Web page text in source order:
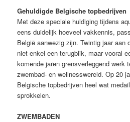
Gehuldigde Belgische topbedrijven
Met deze speciale huldiging tijdens
eens duidelijk hoeveel vakkennis,
België aanwezig zijn. Twintig jaar aan
niet enkel een terugblik, maar vooral
komende jaren grensverleggend werk
zwembad- en wellnesswereld. Op 20
Belgische topbedrijven heel wat
sprokkelen.
ZWEMBADEN